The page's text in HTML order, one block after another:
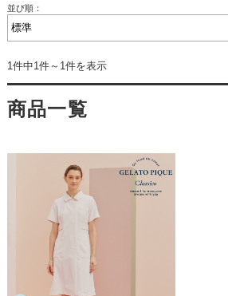
並び順：
1件中1件～1件を表示
商品一覧